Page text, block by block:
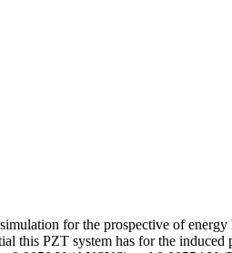
for the prospective of
this PZT system has for the